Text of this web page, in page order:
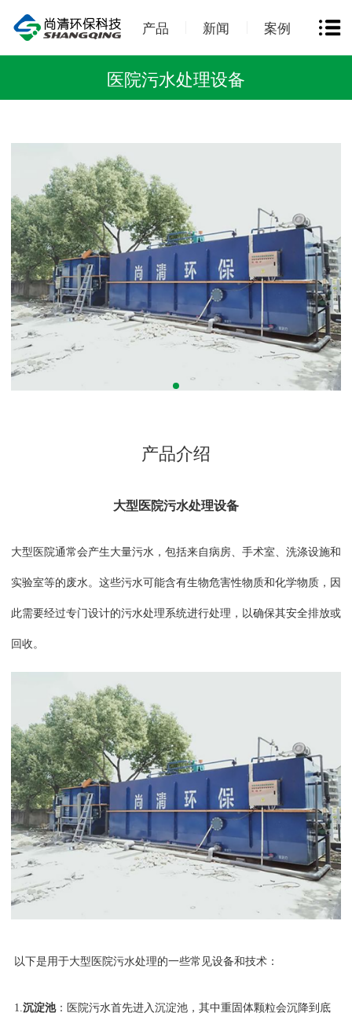
产品 新闻 案例
医院污水处理设备
产品介绍
大型医院污水处理设备
大型医院通常会产生大量污水，包括来自病房、手术室、洗涤设施和
实验室等的废水。这些污水可能含有生物危害性物质和化学物质，因
此需要经过专门设计的污水处理系统进行处理，以确保其安全排放或
回收。
以下是用于大型医院污水处理的一些常见设备和技术：
1. 沉淀池：医院污水首先进入沉淀池，其中重固体颗粒会沉降到底